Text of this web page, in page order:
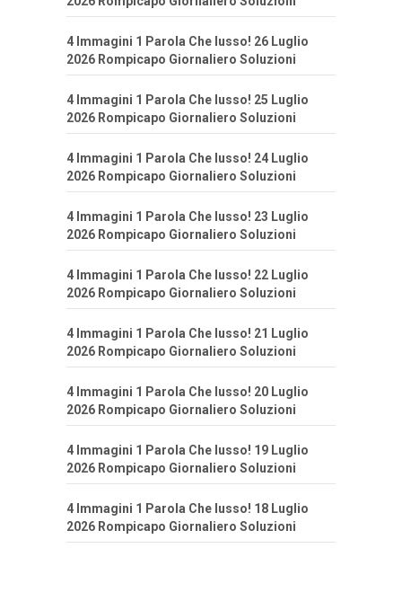
4 Immagini 1 Parola Che lusso! 26 Luglio
2026 Rompicapo Giornaliero Soluzioni
4 Immagini 1 Parola Che lusso! 25 Luglio
2026 Rompicapo Giornaliero Soluzioni
4 Immagini 1 Parola Che lusso! 24 Luglio
2026 Rompicapo Giornaliero Soluzioni
4 Immagini 1 Parola Che lusso! 23 Luglio
2026 Rompicapo Giornaliero Soluzioni
4 Immagini 1 Parola Che lusso! 22 Luglio
2026 Rompicapo Giornaliero Soluzioni
4 Immagini 1 Parola Che lusso! 21 Luglio
2026 Rompicapo Giornaliero Soluzioni
4 Immagini 1 Parola Che lusso! 20 Luglio
2026 Rompicapo Giornaliero Soluzioni
4 Immagini 1 Parola Che lusso! 19 Luglio
2026 Rompicapo Giornaliero Soluzioni
4 Immagini 1 Parola Che lusso! 18 Luglio
2026 Rompicapo Giornaliero Soluzioni